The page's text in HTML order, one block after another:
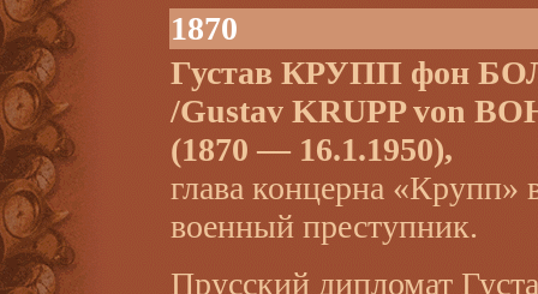
1870
Густав КРУПП фон
/Gustav KRUPP von
(1870 — 16.1.1950),
глава концерна «Крупп»
военный преступник.
Прусский дипломат